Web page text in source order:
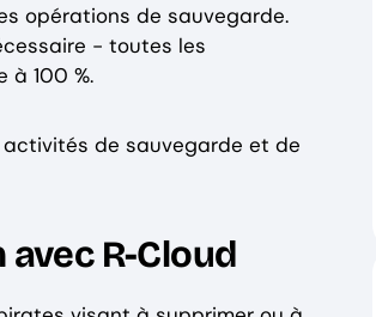
opérations de sauvegarde.
- toutes les
à 100 %.
de sauvegarde et de
R-Cloud